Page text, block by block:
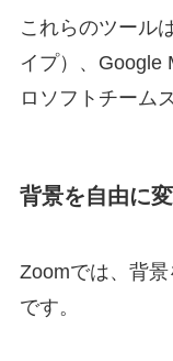
これらのツール
イプ）、Google
ロソフトチーム
背景を自由に
Zoomでは、背
です。